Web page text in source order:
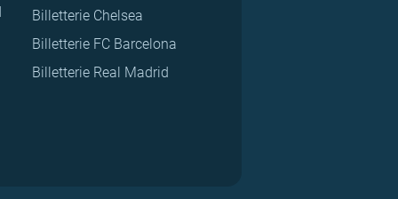
Billetterie Chelsea
Billetterie FC Barcelona
Billetterie Real Madrid